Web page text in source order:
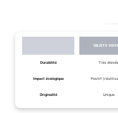
OBJETS
Durabilité Très élevée
Impact écologique Positif
Originalité Unique